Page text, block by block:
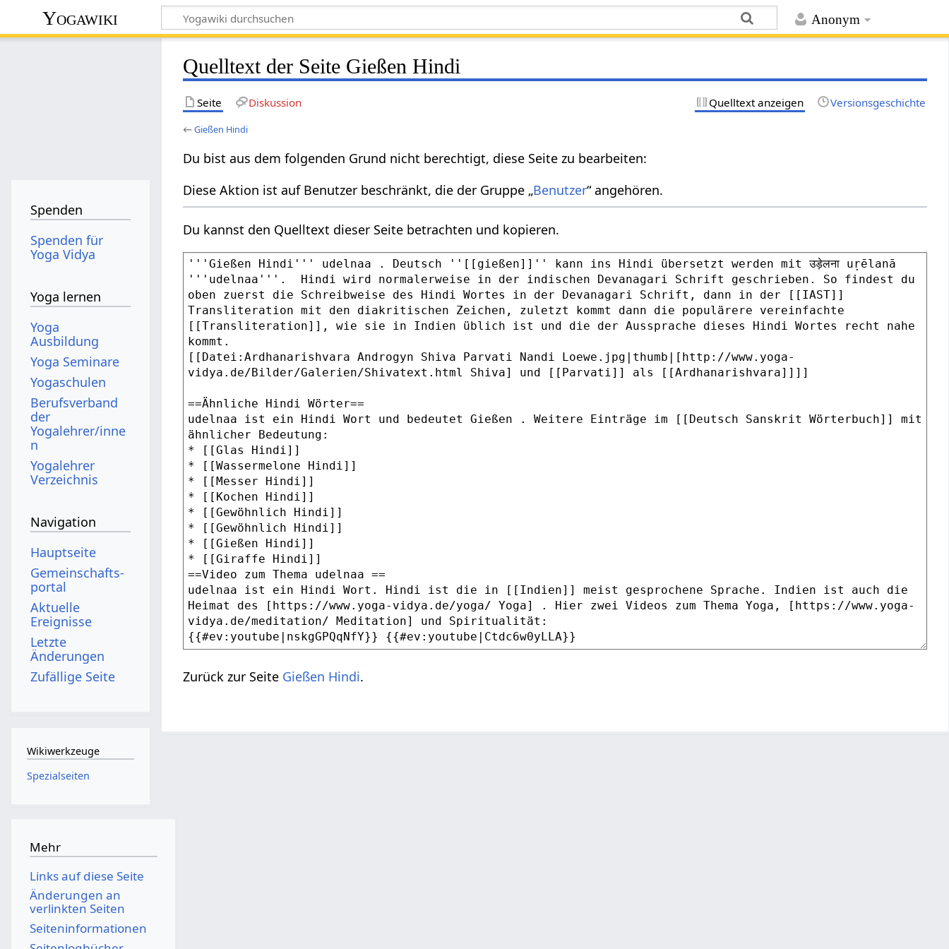
Anonym
Yogawiki
Quelltext der Seite Gießen Hindi
Seite Diskussion Quelltext anzeigen Versionsgeschichte
←Gießen Hindi
Du bist aus dem folgenden Grund nicht berechtigt, diese Seite zu bearbeiten:
Diese Aktion ist auf Benutzer beschränkt, die der Gruppe „Benutzer“ angehören.
Du kannst den Quelltext dieser Seite betrachten und kopieren.
Zurück zur Seite Gießen Hindi.
Spenden
Spenden für
Yoga Vidya
Yoga lernen
Yoga
Ausbildung
Yoga Seminare
Yogaschulen
Berufsverband
der
Yogalehrer/inne
n
Yogalehrer
Verzeichnis
Navigation
Hauptseite
Gemeinschafts­
portal
Aktuelle
Ereignisse
Letzte
Änderungen
Zufällige Seite
Wikiwerkzeuge
Spezialseiten
Mehr
Links auf diese Seite
Änderungen an
verlinkten Seiten
Seiten­­informationen